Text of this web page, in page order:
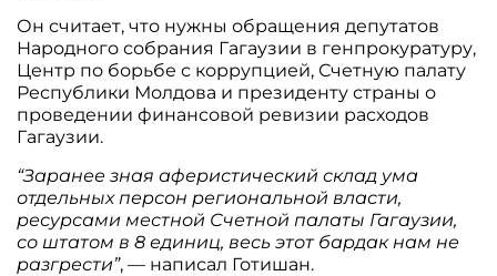
Он считает, что нужны обращения депутатов
Народного собрания Гагаузии в генпрокуратуру,
Центр по борьбе с коррупцией, Счетную палату
Республики Молдова и президенту страны о
проведении финансовой ревизии расходов
Гагаузии.
“Заранее зная аферистический склад ума
отдельных персон региональной власти,
ресурсами местной Счетной палаты Гагаузии,
со штатом в 8 единиц, весь этот бардак нам не
разгрести”, — написал Готишан.